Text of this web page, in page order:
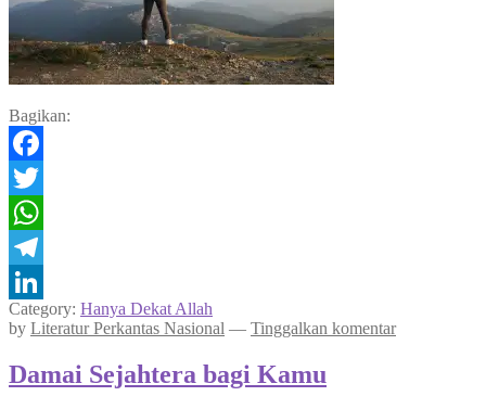
Bagikan:
Facebook
Twitter
WhatsApp
Telegram
LinkedIn
Category: Hanya Dekat Allah
by Literatur Perkantas Nasional — Tinggalkan komentar
Damai Sejahtera bagi Kamu